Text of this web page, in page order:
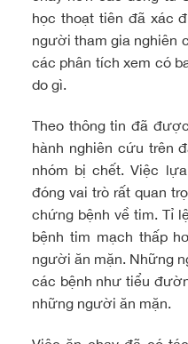
học thoạt tiên đã xác
người tham gia nghiên
các phân tích xem có
do gì.
Theo thông tin đã
hành nghiên cứu trên
nhóm bị chết. Việc
đóng vai trò rất quan
chứng bệnh về tim. Tỉ
bệnh tim mạch thấp
người ăn mặn. Những
các bệnh như tiểu
những người ăn mặn.